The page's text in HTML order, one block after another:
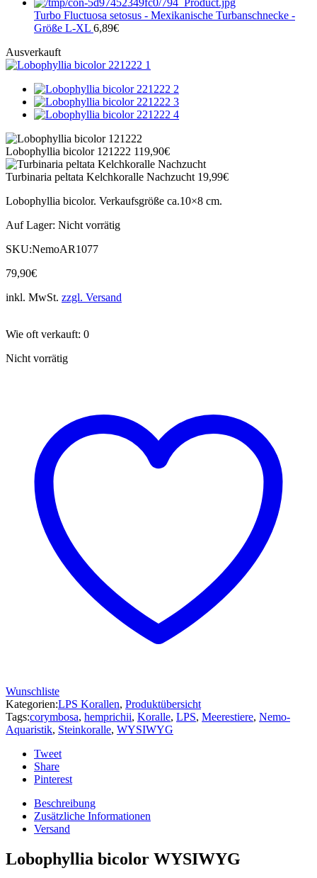
Turbo Fluctuosa setosus - Mexikanische Turbanschnecke -
Größe L-XL 6,89€
Ausverkauft
Lobophyllia bicolor 121222 119,90€
Turbinaria peltata Kelchkoralle Nachzucht 19,99€
Lobophyllia bicolor. Verkaufsgröße ca.10×8 cm.
Auf Lager: Nicht vorrätig
SKU:NemoAR1077
79,90€
inkl. MwSt. zzgl. Versand
Wie oft verkauft: 0
Nicht vorrätig
Wunschliste
Kategorien:LPS Korallen, Produktübersicht
Tags:corymbosa, hemprichii, Koralle, LPS, Meerestiere, Nemo-
Aquaristik, Steinkoralle, WYSIWYG
Tweet
Share
Pinterest
Beschreibung
Zusätzliche Informationen
Versand
Lobophyllia bicolor WYSIWYG